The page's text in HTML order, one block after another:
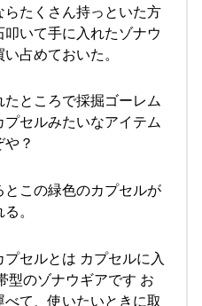
たくさん持っといた方
いて手に入れたゾナウ
占めておいた。
ところで採掘ゴーレム
セルみたいなアイテム
？
この緑色のカプセルが
。
プセルとは カプセルに入
型のゾナウギアです お
て、使いたいときに取